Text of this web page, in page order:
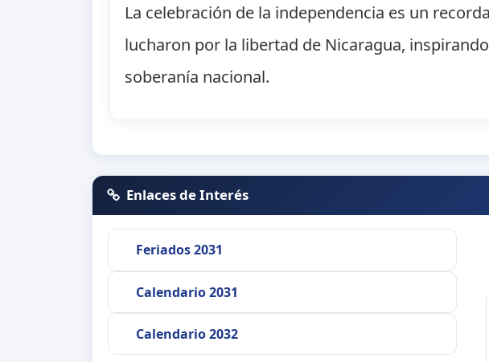
La celebración de la independencia es un
lucharon por la libertad de Nicaragua,
soberanía nacional.
Enlaces de Interés
Feriados 2031
Calendario 2031
Calendario 2032